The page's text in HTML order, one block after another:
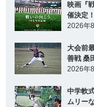
映画『
催決定！
2026年
大会前
善戦 桑
2026年
中学軟
ムリー